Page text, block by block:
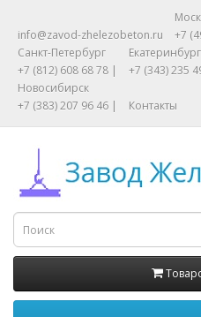
info@zavod-zhelezobeton.ru
+7
Санкт-Петербург
+7 (812) 608 68 78 |
Екатеринбург
+7 (343) 235
Новосибирск
+7 (383) 207 96 46 |
Контакты